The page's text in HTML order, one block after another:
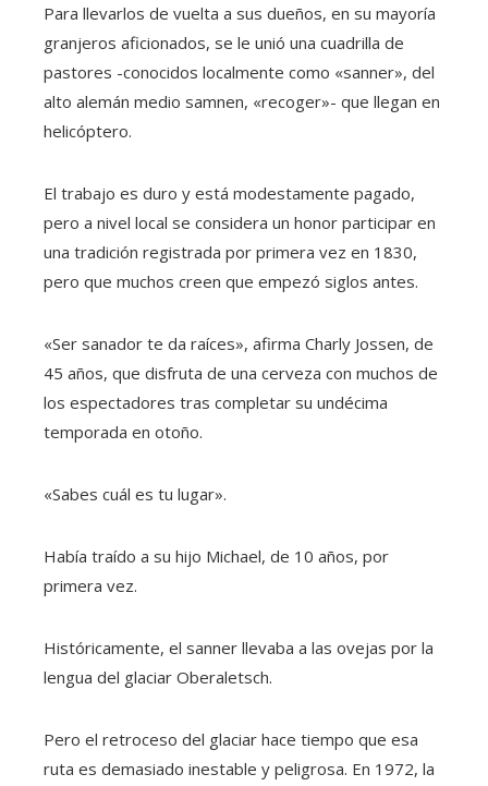
Para llevarlos de vuelta a sus dueños, en su mayoría
granjeros aficionados, se le unió una cuadrilla de
pastores -conocidos localmente como «sanner», del
alto alemán medio samnen, «recoger»- que llegan en
helicóptero.
El trabajo es duro y está modestamente pagado,
pero a nivel local se considera un honor participar en
una tradición registrada por primera vez en 1830,
pero que muchos creen que empezó siglos antes.
«Ser sanador te da raíces», afirma Charly Jossen, de
45 años, que disfruta de una cerveza con muchos de
los espectadores tras completar su undécima
temporada en otoño.
«Sabes cuál es tu lugar».
Había traído a su hijo Michael, de 10 años, por
primera vez.
Históricamente, el sanner llevaba a las ovejas por la
lengua del glaciar Oberaletsch.
Pero el retroceso del glaciar hace tiempo que esa
ruta es demasiado inestable y peligrosa. En 1972, la